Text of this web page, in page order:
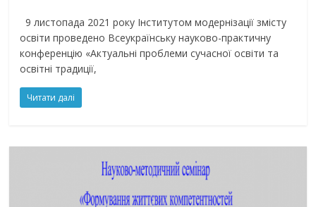
9 листопада 2021 року Інститутом модернізації змісту
освіти проведено Всеукраїнську науково-практичну
конференцію «Актуальні проблеми сучасної освіти та
освітні традиції,
Читати далі